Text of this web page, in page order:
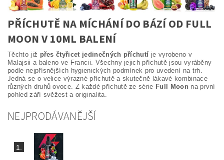
PŘÍCHUTĚ NA MÍCHÁNÍ DO BÁZÍ OD FULL
MOON V 10ML BALENÍ
Těchto již přes čtyřicet jedinečných příchutí je vyrobeno v
Malajsii a baleno ve Francii. Všechny jejich příchutě jsou vyráběny
podle nejpřísnějších hygienických podmínek pro uvedení na trh.
Jedná se o velice výrazné příchutě a skutečně lákavé kombinace
různých druhů ovoce. Z každé příchutě ze série Full Moonna první
pohled září svěžest a originalita.
NEJPRODÁVANĚJŠÍ
1.